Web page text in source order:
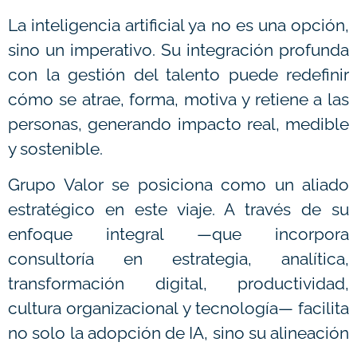
La inteligencia artificial ya no es una opción,
sino un imperativo. Su integración profunda
con la gestión del talento puede redefinir
cómo se atrae, forma, motiva y retiene a las
personas, generando impacto real, medible
y sostenible.
Grupo Valor se posiciona como un aliado
estratégico en este viaje. A través de su
enfoque integral —que incorpora
consultoría en estrategia, analítica,
transformación digital, productividad,
cultura organizacional y tecnología— facilita
no solo la adopción de IA, sino su alineación